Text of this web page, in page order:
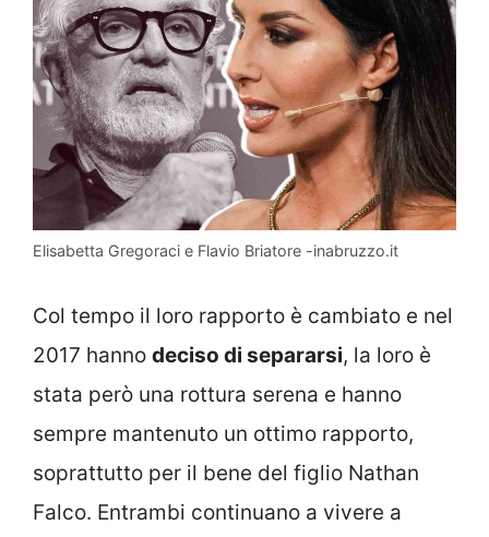
Elisabetta Gregoraci e Flavio Briatore -inabruzzo.it
Col tempo il loro rapporto è cambiato e nel
2017 hanno deciso di separarsi, la loro è
stata però una rottura serena e hanno
sempre mantenuto un ottimo rapporto,
soprattutto per il bene del figlio Nathan
Falco. Entrambi continuano a vivere a